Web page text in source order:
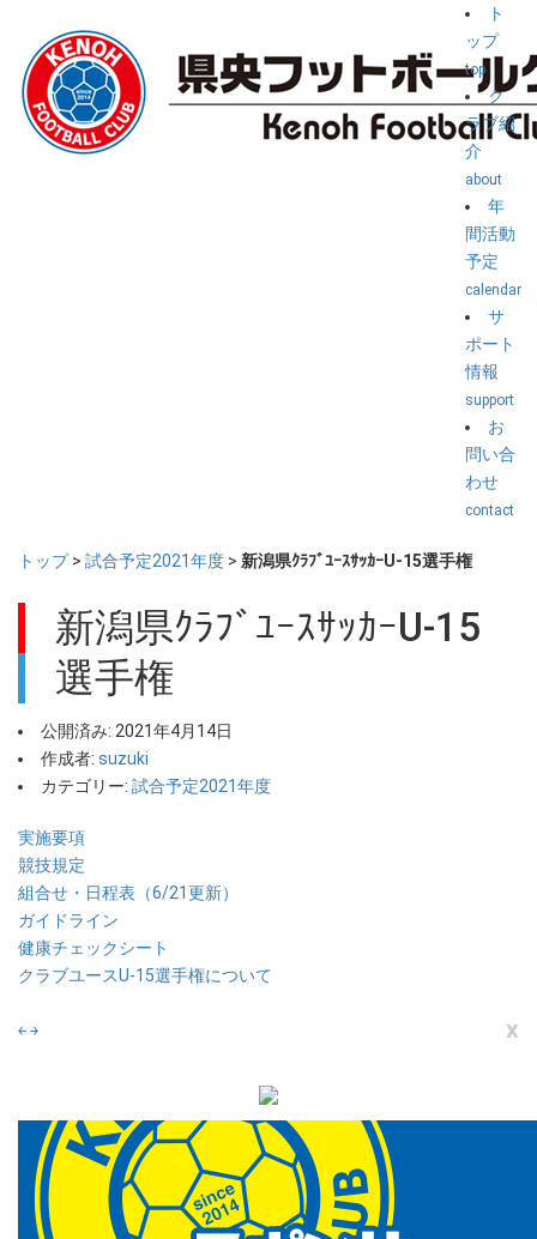
ト
ップ
top
ク
ラブ紹
介
about
年
間活動
予定
calendar
サ
ポート
情報
support
お
問い合
わせ
contact
トップ> 試合予定2021年度 > 新潟県ｸﾗﾌﾞﾕｰｽｻｯｶｰU-15選手権
新潟県ｸﾗﾌﾞﾕｰｽｻｯｶｰU-15
選手権
公開済み: 2021年4月14日
作成者: suzuki
カテゴリー: 試合予定2021年度
実施要項
競技規定
組合せ・日程表（6/21更新）
ガイドライン
健康チェックシート
クラブユースU-15選手権について
￩￫ x